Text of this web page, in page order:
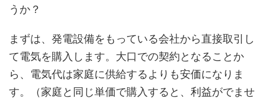
うか？
まずは、発電設備をもっている会社から直接取引し
て電気を購入します。大口での契約となることか
ら、電気代は家庭に供給するよりも安価になりま
す。（家庭と同じ単価で購入すると、利益がでませ